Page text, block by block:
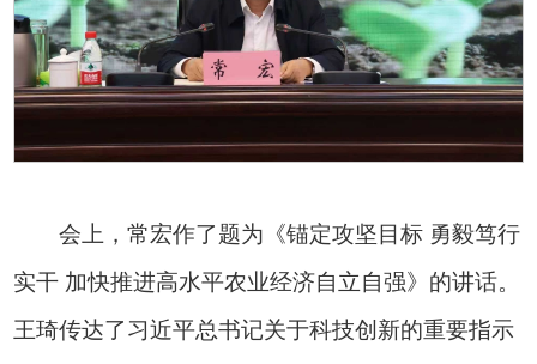
会上，常宏作了题为《锚定攻坚目标 勇毅笃行
实干 加快推进高水平农业经济自立自强》的讲话。
王琦传达了习近平总书记关于科技创新的重要指示